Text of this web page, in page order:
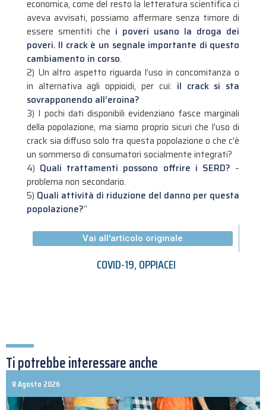
economica, come del resto la letteratura scientifica ci
aveva avvisati, possiamo affermare senza timore di
essere smentiti che i poveri usano la droga dei
poveri. Il crack è un segnale importante di questo
cambiamento in corso.
2) Un altro aspetto riguarda l’uso in concomitanza o
in alternativa agli oppioidi, per cui: il crack si sta
sovrapponendo all’eroina?
3) I pochi dati disponibili evidenziano fasce marginali
della popolazione, ma siamo proprio sicuri che l’uso di
crack sia diffuso solo tra questa popolazione o che c’è
un sommerso di consumatori socialmente integrati?
4) Quali trattamenti possono offrire i SERD? –
problema non secondario.
5) Quali attività di riduzione del danno per questa
popolazione?“
Vai all'articolo originale
COVID-19,OPPIACEI
Ti potrebbe interessare anche
8 Agosto 2026